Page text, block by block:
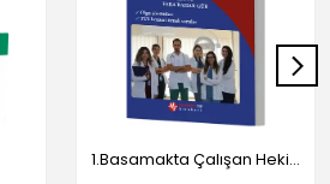
1.Basamakta Çalışan Hekimler İçin Temel Obstetrik Ve Jinekoloji Bilgisi